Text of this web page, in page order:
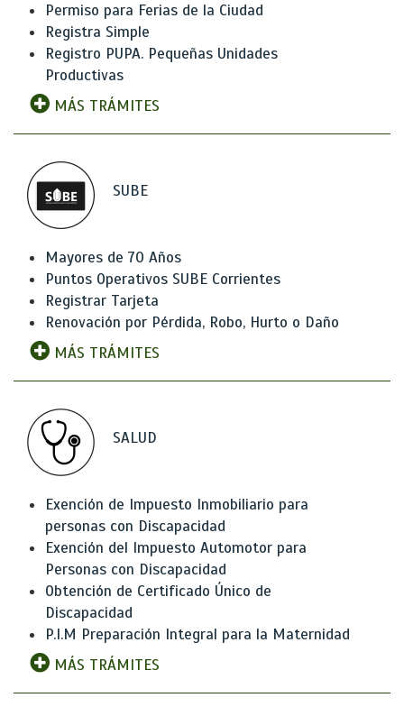
Permiso para Ferias de la Ciudad
Registra Simple
Registro PUPA. Pequeñas Unidades
Productivas
MÁS TRÁMITES
SUBE
Mayores de 70 Años
Puntos Operativos SUBE Corrientes
Registrar Tarjeta
Renovación por Pérdida, Robo, Hurto o Daño
MÁS TRÁMITES
SALUD
Exención de Impuesto Inmobiliario para
personas con Discapacidad
Exención del Impuesto Automotor para
Personas con Discapacidad
Obtención de Certificado Único de
Discapacidad
P.I.M Preparación Integral para la Maternidad
MÁS TRÁMITES